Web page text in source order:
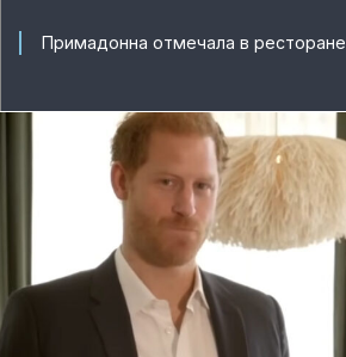
Примадонна отмечала в ресторане